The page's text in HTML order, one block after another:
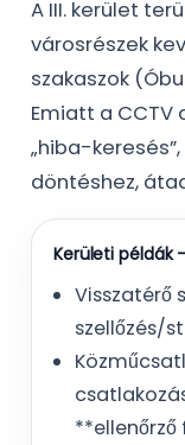
A III. kerület
városrészek
szakaszok
Emiatt a
„hiba-
döntéshez,
Kerületi példák
Visszatérő
szellőzés/